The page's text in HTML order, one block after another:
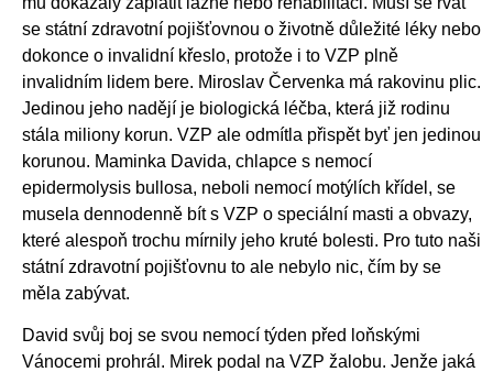
se státní zdravotní pojišťovnou o životně důležité léky nebo
dokonce o invalidní křeslo, protože i to VZP plně
invalidním lidem bere. Miroslav Červenka má rakovinu plic.
Jedinou jeho nadějí je biologická léčba, která již rodinu
stála miliony korun. VZP ale odmítla přispět byť jen jedinou
korunou. Maminka Davida, chlapce s nemocí
epidermolysis bullosa, neboli nemocí motýlích křídel, se
musela dennodenně bít s VZP o speciální masti a obvazy,
které alespoň trochu mírnily jeho kruté bolesti. Pro tuto naši
státní zdravotní pojišťovnu to ale nebylo nic, čím by se
měla zabývat.
David svůj boj se svou nemocí týden před loňskými
Vánocemi prohrál. Mirek podal na VZP žalobu. Jenže jaká